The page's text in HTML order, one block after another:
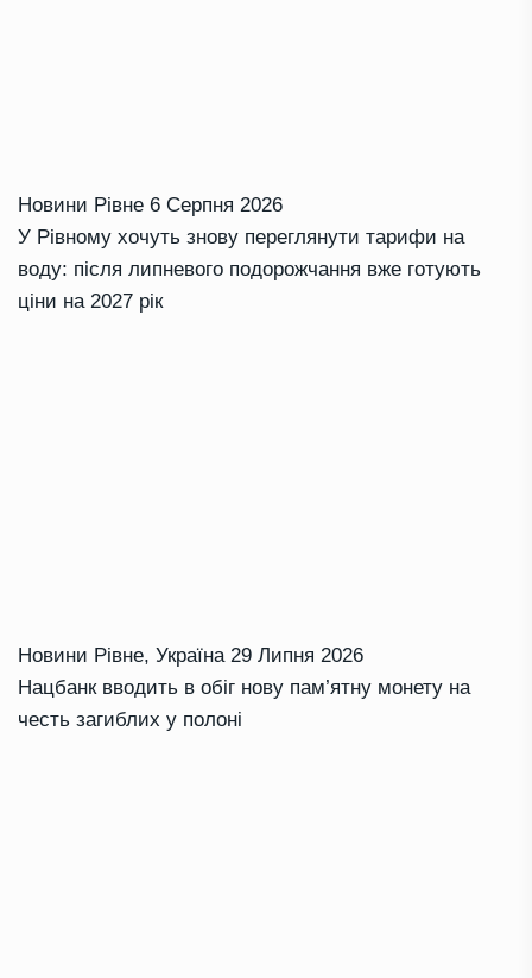
Новини Рівне 6 Серпня 2026
У Рівному хочуть знову переглянути тарифи на
воду: після липневого подорожчання вже готують
ціни на 2027 рік
Новини Рівне, Україна 29 Липня 2026
Нацбанк вводить в обіг нову пам’ятну монету на
честь загиблих у полоні